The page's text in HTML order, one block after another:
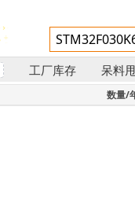
工厂库存 呆料
数量/